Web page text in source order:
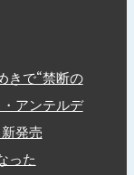
きで“禁断の
アンテルデ
発売
った